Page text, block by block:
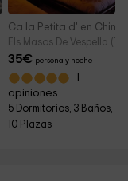
Ca la Petita d' en
Els Masos De Vespella
35€ persona y noche
opiniones
5 Dormitorios, 3 Baños,
10 Plazas